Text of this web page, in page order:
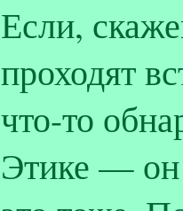
Если,
проходят
что-то
Этике — он